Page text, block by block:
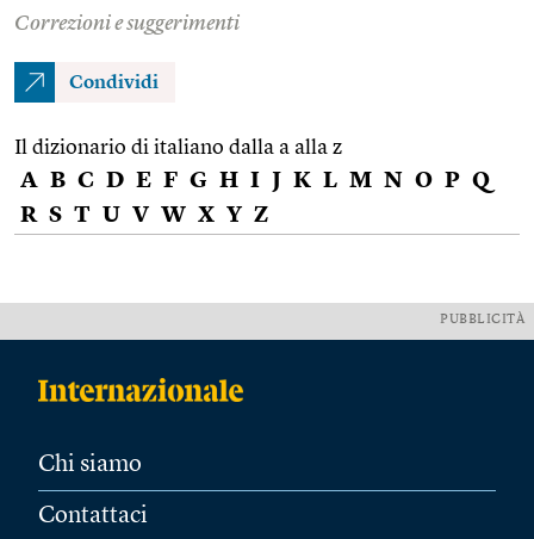
Correzioni e suggerimenti
Condividi
Il dizionario di italiano dalla a alla z
A B C D E F G H I J K L M N O P Q
R S T U V W X Y Z
PUBBLICITÀ
Chi siamo
Contattaci